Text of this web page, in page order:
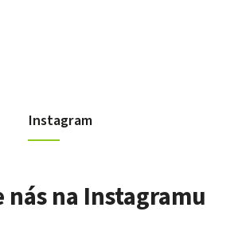
Instagram
na Instagramu